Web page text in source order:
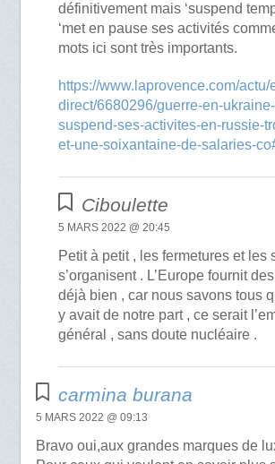
définitivement mais ‘suspend
‘met en pause ses activités
mots ici sont très importants.
https://www.laprovence.com/actu/
direct/6680296/guerre-en-
suspend-ses-activites-en-russie-
et-une-soixantaine-de-salaries-
Ciboulette
5 MARS 2022 @ 20:45
Petit à petit , les fermetures et les
s’organisent . L’Europe fournit
déjà bien , car nous savons tous
y avait de notre part , ce serait
général , sans doute nucléaire .
carmina burana
5 MARS 2022 @ 09:13
Bravo oui,aux grandes marques de